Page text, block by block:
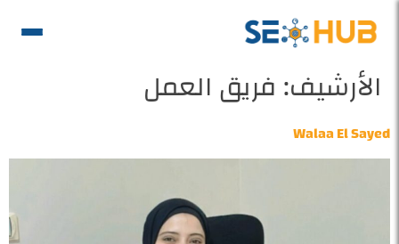
الأرشيف: فريق العمل
Walaa El Sayed